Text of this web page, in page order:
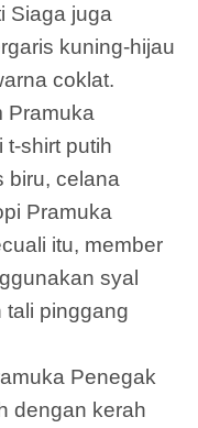
Siaga juga
kuning-hijau
coklat.
Pramuka
t-shirt putih
biru, celana
Pramuka
itu, member
syal
tali pinggang
Penegak
dengan kerah